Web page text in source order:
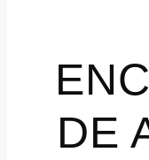
DE